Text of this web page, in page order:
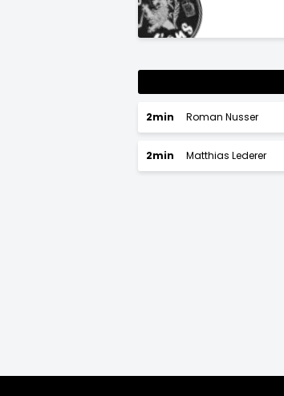
2min Roman Nusser
2min Matthias Lederer